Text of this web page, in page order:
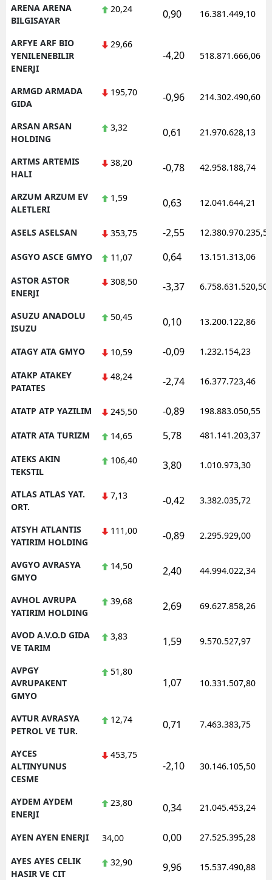
ARENA ARENA
BILGISAYAR
20,24 0,90 16.381.449,10
ARFYE ARF BIO
YENILENEBILIR
ENERJI
29,66
-4,20 518.871.666,06
ARMGD ARMADA
GIDA
195,70 -0,96 214.302.490,60
ARSAN ARSAN
HOLDING
3,32 0,61 21.970.628,13
ARTMS ARTEMIS
HALI
38,20 -0,78 42.958.188,74
ARZUM ARZUM EV
ALETLERI
1,59 0,63 12.041.644,21
ASELS ASELSAN 353,75 -2,55 12.380.970.235,50
ASGYO ASCE GMYO 11,07 0,64 13.151.313,06
ASTOR ASTOR
ENERJI
308,50 -3,37 6.758.631.520,50
ASUZU ANADOLU
ISUZU
50,45 0,10 13.200.122,86
ATAGY ATA GMYO 10,59 -0,09 1.232.154,23
ATAKP ATAKEY
PATATES
48,24 -2,74 16.377.723,46
ATATP ATP YAZILIM 245,50 -0,89 198.883.050,55
ATATR ATA TURIZM 14,65 5,78 481.141.203,37
ATEKS AKIN
TEKSTIL
106,40 3,80 1.010.973,30
ATLAS ATLAS YAT.
ORT.
7,13 -0,42 3.382.035,72
ATSYH ATLANTIS
YATIRIM HOLDING
111,00 -0,89 2.295.929,00
AVGYO AVRASYA
GMYO
14,50 2,40 44.994.022,34
AVHOL AVRUPA
YATIRIM HOLDING
39,68 2,69 69.627.858,26
AVOD A.V.O.D GIDA
VE TARIM
3,83 1,59 9.570.527,97
AVPGY
AVRUPAKENT
GMYO
51,80
1,07 10.331.507,80
AVTUR AVRASYA
PETROL VE TUR.
12,74 0,71 7.463.383,75
AYCES
ALTINYUNUS
CESME
453,75
-2,10 30.146.105,50
AYDEM AYDEM
ENERJI
23,80 0,34 21.045.453,24
AYEN AYEN ENERJI 34,00 0,00 27.525.395,28
AYES AYES CELIK
HASIR VE CIT
32,90 9,96 15.537.490,88